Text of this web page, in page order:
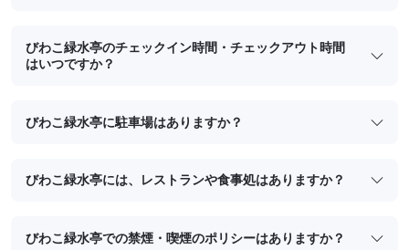
びわこ緑水亭のチェックイン時間・チェックアウト時間
はいつですか？
びわこ緑水亭に駐車場はありますか？
びわこ緑水亭には、レストランや食事処はありますか？
びわこ緑水亭での禁煙・喫煙のポリシーはありますか？